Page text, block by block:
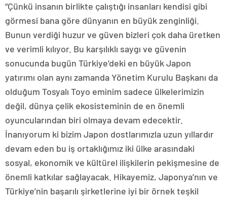
“Çünkü insanın birlikte çalıştığı insanları kendisi gibi
görmesi bana göre dünyanın en büyük zenginliği.
Bunun verdiği huzur ve güven bizleri çok daha üretken
ve verimli kılıyor. Bu karşılıklı saygı ve güvenin
sonucunda bugün Türkiye’deki en büyük Japon
yatırımı olan aynı zamanda Yönetim Kurulu Başkanı da
olduğum Tosyalı Toyo eminim sadece ülkelerimizin
değil, dünya çelik ekosisteminin de en önemli
oyuncularından biri olmaya devam edecektir.
İnanıyorum ki bizim Japon dostlarımızla uzun yıllardır
devam eden bu iş ortaklığımız iki ülke arasındaki
sosyal, ekonomik ve kültürel ilişkilerin pekişmesine de
önemli katkılar sağlayacak. Hikayemiz, Japonya’nın ve
Türkiye’nin başarılı şirketlerine iyi bir örnek teşkil